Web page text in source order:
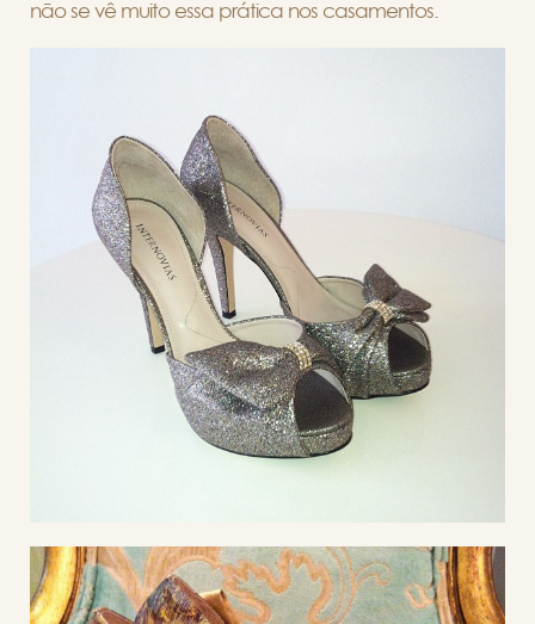
não se vê muito essa prática nos casamentos.